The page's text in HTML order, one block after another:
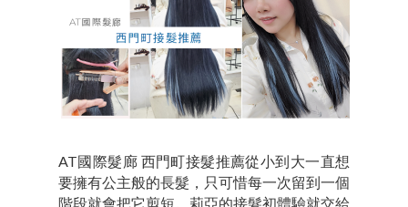
AT國際髮廊 西門町接髮推薦從小到大一直想
要擁有公主般的長髮，只可惜每一次留到一個
階段就會把它剪短。莉亞的接髮初體驗就交給